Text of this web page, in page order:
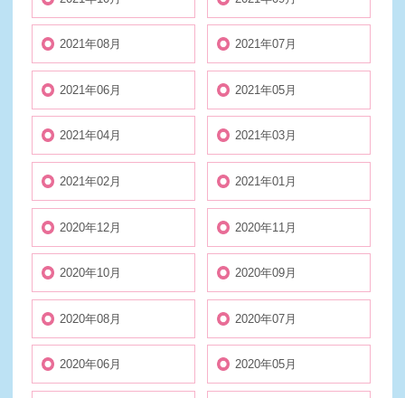
2021年08月 2021年07月
2021年06月 2021年05月
2021年04月 2021年03月
2021年02月 2021年01月
2020年12月 2020年11月
2020年10月 2020年09月
2020年08月 2020年07月
2020年06月 2020年05月